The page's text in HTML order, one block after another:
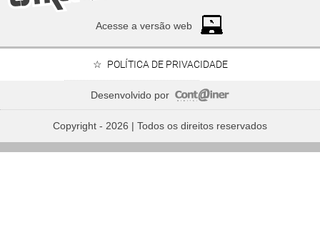
Acesse a versão web
POLÍTICA DE PRIVACIDADE
Desenvolvido por
Copyright - 2026 | Todos os direitos reservados